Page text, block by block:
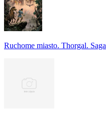
Ruchome miasto. Thorgal. Saga